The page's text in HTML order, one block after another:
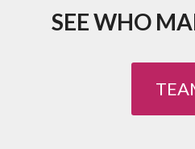
SEE WHO